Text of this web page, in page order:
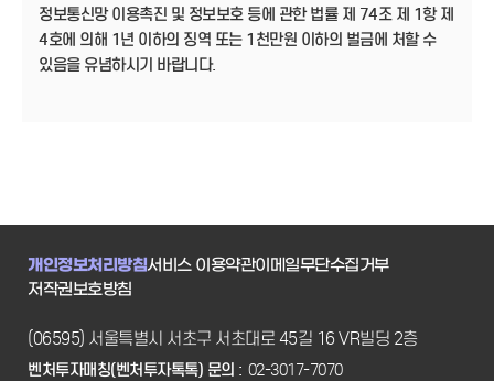
정보통신망 이용촉진 및 정보보호 등에 관한 법률 제 74조 제 1항 제
4호에 의해 1년 이하의 징역 또는 1천만원 이하의 벌금에 처할 수
있음을 유념하시기 바랍니다.
개인정보처리방침서비스 이용약관이메일무단수집거부
저작권보호방침
(06595) 서울특별시 서초구 서초대로 45길 16 VR빌딩 2층
벤처투자매칭(벤처투자톡톡) 문의 : 02-3017-7070